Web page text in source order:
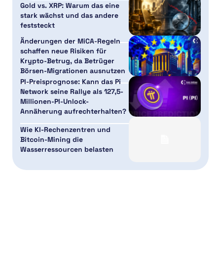
Gold vs. XRP: Warum das eine
stark wächst und das andere
feststeckt
Änderungen der MiCA-Regeln
schaffen neue Risiken für
Krypto-Betrug, da Betrüger
Börsen-Migrationen ausnutzen
PI-Preisprognose: Kann das Pi
Network seine Rallye als 127,5-
Millionen-PI-Unlock-
Annäherung aufrechterhalten?
Wie KI-Rechenzentren und
Bitcoin-Mining die
Wasserressourcen belasten